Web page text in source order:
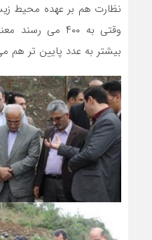
نظارت هم بر عهده محیط
وقتی به ۴۰۰ می
بیشتر به عدد پایین تر هم